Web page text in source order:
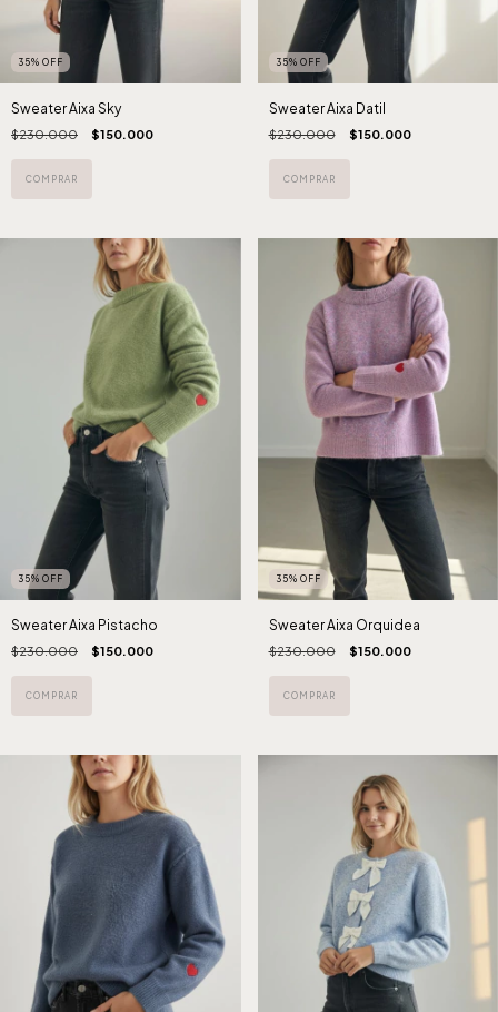
35% OFF
Sweater Aixa Sky
$230.000 $150.000
COMPRAR
35% OFF
Sweater Aixa Datil
$230.000 $150.000
COMPRAR
35% OFF
Sweater Aixa Pistacho
$230.000 $150.000
COMPRAR
35% OFF
Sweater Aixa Orquidea
$230.000 $150.000
COMPRAR